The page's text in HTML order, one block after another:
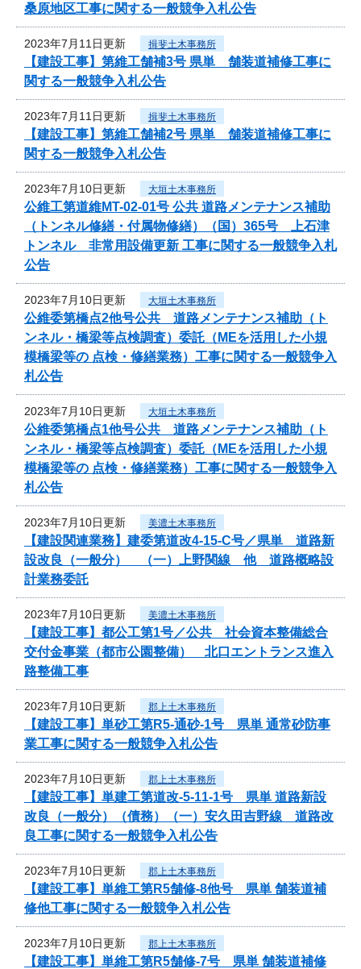
桑原地区工事に関する一般競争入札公告
2023年7月11日更新 揖斐土木事務所
【建設工事】第維工舗補3号 県単 舗装道補修工事に
関する一般競争入札公告
2023年7月11日更新 揖斐土木事務所
【建設工事】第維工舗補2号 県単 舗装道補修工事に
関する一般競争入札公告
2023年7月10日更新 大垣土木事務所
公維工第道維MT-02-01号 公共 道路メンテナンス補助
（トンネル修繕・付属物修繕）（国）365号 上石津
トンネル 非常用設備更新 工事に関する一般競争入札
公告
2023年7月10日更新 大垣土木事務所
公維委第橋点2他号公共 道路メンテナンス補助（ト
ンネル・橋梁等点検調査）委託（MEを活用した小規
模橋梁等の 点検・修繕業務）工事に関する一般競争入
札公告
2023年7月10日更新 大垣土木事務所
公維委第橋点1他号公共 道路メンテナンス補助（ト
ンネル・橋梁等点検調査）委託（MEを活用した小規
模橋梁等の 点検・修繕業務）工事に関する一般競争入
札公告
2023年7月10日更新 美濃土木事務所
【建設関連業務】建委第道改4-15-C号／県単 道路新
設改良（一般分） （一）上野関線 他 道路概略設
計業務委託
2023年7月10日更新 美濃土木事務所
【建設工事】都公工第1号／公共 社会資本整備総合
交付金事業（都市公園整備） 北口エントランス進入
路整備工事
2023年7月10日更新 郡上土木事務所
【建設工事】単砂工第R5-通砂-1号 県単 通常砂防事
業工事に関する一般競争入札公告
2023年7月10日更新 郡上土木事務所
【建設工事】単建工第道改-5-11-1号 県単 道路新設
改良（一般分）（債務）（一）安久田吉野線 道路改
良工事に関する一般競争入札公告
2023年7月10日更新 郡上土木事務所
【建設工事】単維工第R5舗修-8他号 県単 舗装道補
修他工事に関する一般競争入札公告
2023年7月10日更新 郡上土木事務所
【建設工事】単維工第R5舗修-7号 県単 舗装道補修